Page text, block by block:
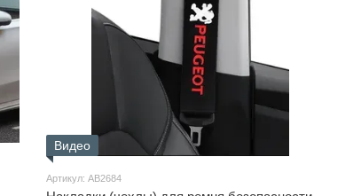
Видео
Артикул: AB2684